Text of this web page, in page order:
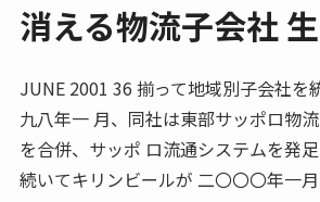
消える物流子会社
JUNE 2001 36 揃って地域別子会社を
九八年一 月、同社は東部サッポロ物
を合併、サッポ ロ流通システムを発足
続いてキリンビールが 二〇〇〇年一